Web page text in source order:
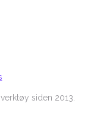
siden 2013.